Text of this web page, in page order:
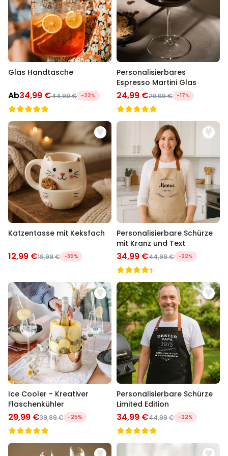
Glas Handtasche
Ab34,99 €44,99 € -22%
Personalisierbares
Espresso Martini Glas
24,99 €29,99 € -17%
Katzentasse mit Keksfach
12,99 €19,99 € -35%
Personalisierbare Schürze
mit Kranz und Text
34,99 €44,99 € -22%
Ice Cooler - Kreativer
Flaschenkühler
29,99 €39,99 € -25%
Personalisierbare Schürze
Limited Edition
34,99 €44,99 € -22%